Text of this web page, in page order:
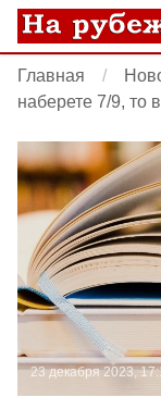
Главная
наберете 7/9,
23 декабря 2023,